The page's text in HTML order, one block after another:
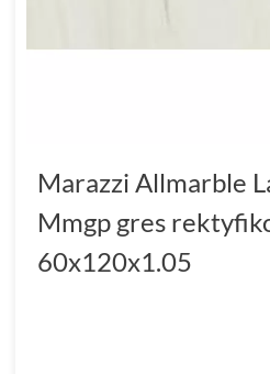
Marazzi Allmarble
Mmgp gres
60x120x1.05